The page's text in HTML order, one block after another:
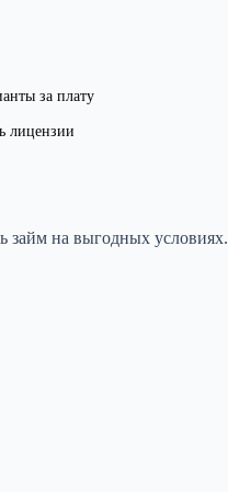
за плату
лицензии
на выгодных условиях.